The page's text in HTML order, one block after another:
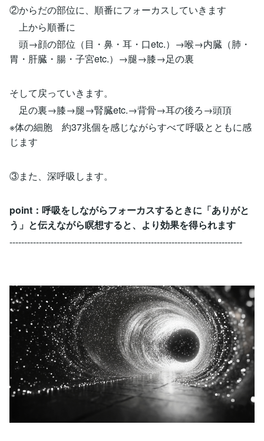
②からだの部位に、順番にフォーカスしていきます
上から順番に
頭→顔の部位（目・鼻・耳・口etc.）→喉→内臓（肺・
胃・肝臓・腸・子宮etc.）→腿→膝→足の裏
そして戻っていきます。
足の裏→膝→腿→腎臓etc.→背骨→耳の後ろ→頭頂
※体の細胞 約37兆個を感じながらすべて呼吸とともに感
じます
③また、深呼吸します。
point：呼吸をしながらフォーカスするときに「ありがと
う」と伝えながら瞑想すると、より効果を得られます
-------------------------------------------------------------------------------